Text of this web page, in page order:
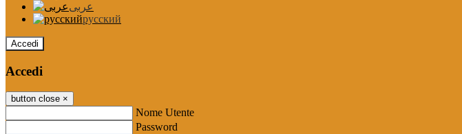
عربى
русский
Accedi
Accedi
button close ×
Nome Utente
Password